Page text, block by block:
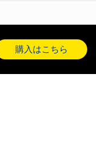
購入はこちら